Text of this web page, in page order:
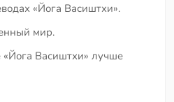
«Йога Васиштхи».
мир.
«Йога Васиштхи» лучше